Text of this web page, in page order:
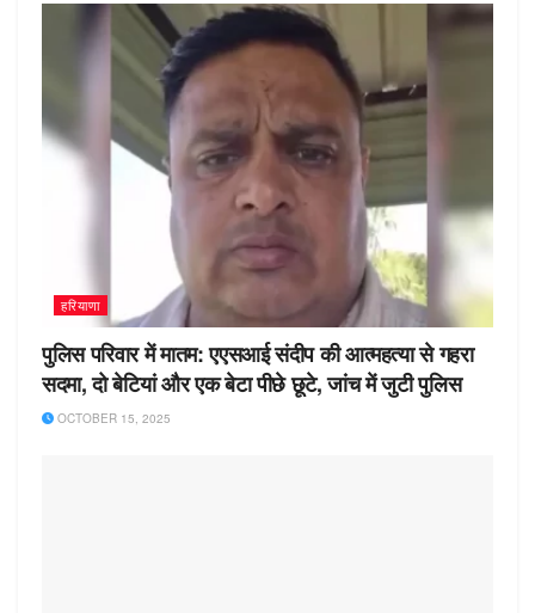
हरियाणा
पुलिस परिवार में मातम: एएसआई संदीप की आत्महत्या से गहरा
सदमा, दो बेटियां और एक बेटा पीछे छूटे, जांच में जुटी पुलिस
OCTOBER 15, 2025